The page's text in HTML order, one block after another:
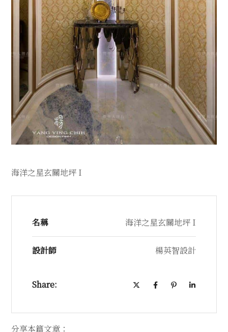
海洋之星玄關地坪 I
名稱 海洋之星玄關地坪 I
設計師 楊英智設計
Share:
分享本篇文章：